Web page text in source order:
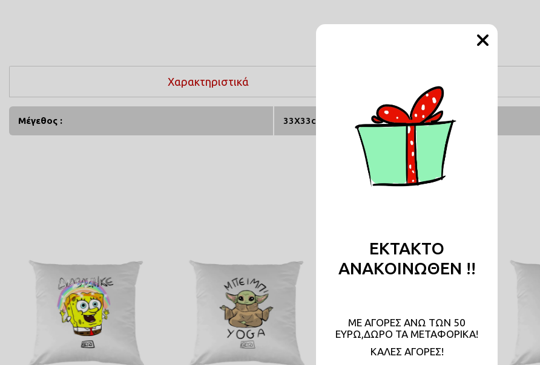
Χαρακτηριστικά
Μέγεθος : 33X33cm
ΕΚΤΑΚΤΟ
ΑΝΑΚΟΙΝΩΘΕΝ !!
ΜΕ ΑΓΟΡΕΣ ΑΝΩ ΤΩΝ 50
ΕΥΡΩ,ΔΩΡΟ ΤΑ ΜΕΤΑΦΟΡΙΚΑ!
KAΛΕΣ ΑΓΟΡΕΣ!